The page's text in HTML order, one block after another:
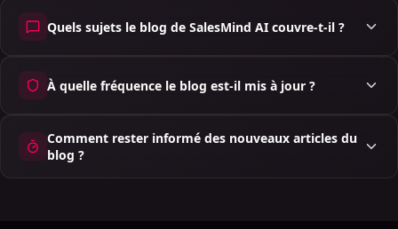
Quels sujets le blog de SalesMind AI couvre-t-il ?
À quelle fréquence le blog est-il mis à jour ?
Comment rester informé des nouveaux articles du
blog ?